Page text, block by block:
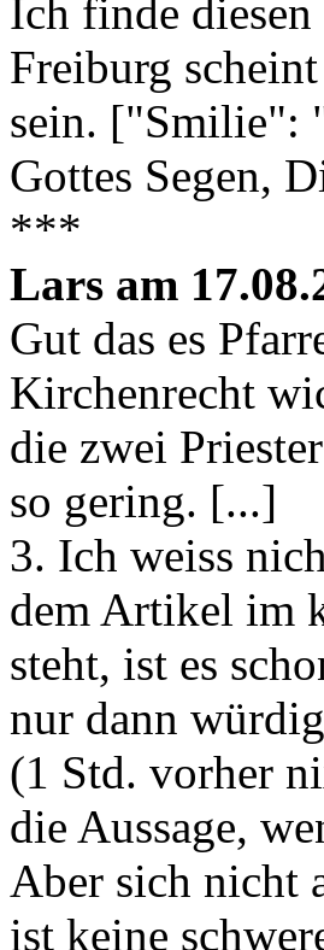
Ich finde
Freiburg
sein. ["Smilie":
Gottes Segen,
***
Lars am
Gut das es
Kirchenrecht
die zwei
so gering. [...]
3. Ich weiss
dem Artikel im
steht, ist es
nur dann
(1 Std. vorher
die Aussage,
Aber sich nicht
ist keine